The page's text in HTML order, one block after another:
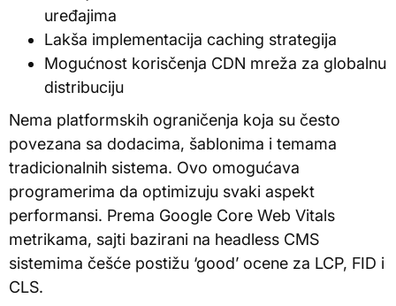
uređajima
Lakša implementacija caching strategija
Mogućnost korisčenja CDN mreža za globalnu
distribuciju
Nema platformskih ograničenja koja su često
povezana sa dodacima, šablonima i temama
tradicionalnih sistema. Ovo omogućava
programerima da optimizuju svaki aspekt
performansi. Prema Google Core Web Vitals
metrikama, sajti bazirani na headless CMS
sistemima češće postižu ‘good’ ocene za LCP, FID i
CLS.